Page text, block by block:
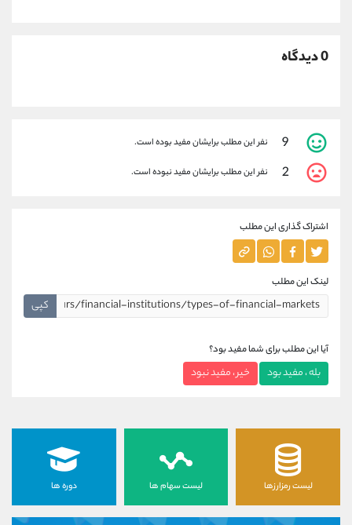
0 دیدگاه
9 نفر این مطلب برایشان مفید بوده است.
2 نفر این مطلب برایشان مفید نبوده است.
اشتراک گذاری این مطلب
لینک این مطلب
کپی
آیا این مطلب برای شما مفید بود؟
بله ، مفید بود خیر ، مفید نبود
لیست رمزارزها لیست سهام ها دوره ها